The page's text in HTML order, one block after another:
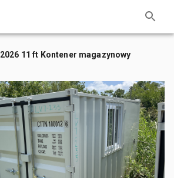
2026 11 ft Kontener magazynowy